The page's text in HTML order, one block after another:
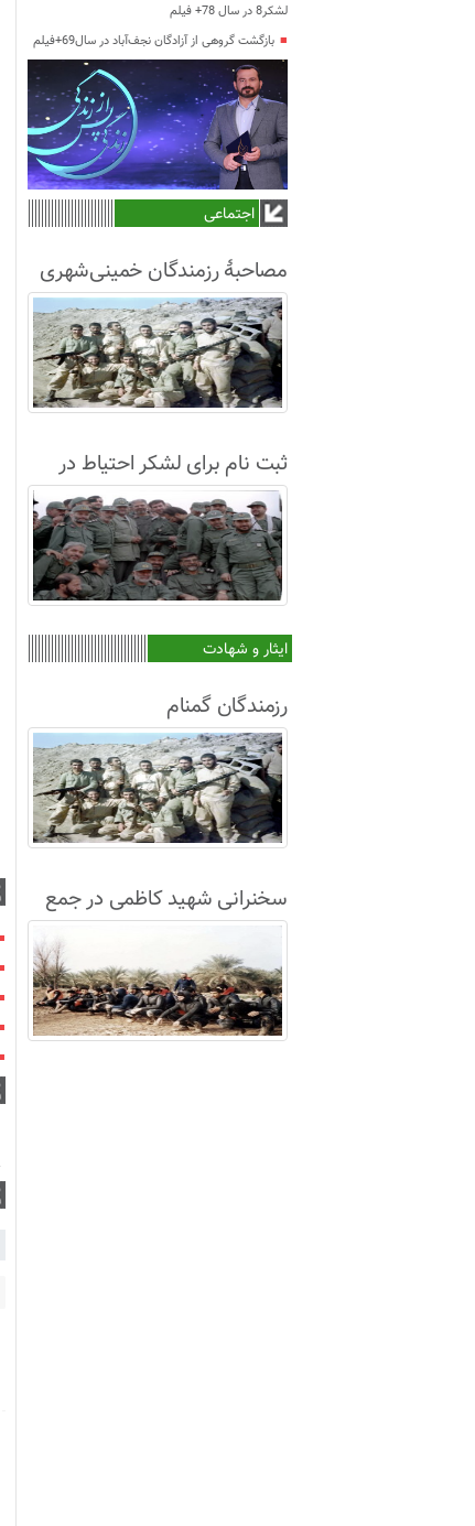
لشکر8 در سال 78+ فیلم
بازگشت گروهی از آزادگان نجف‌آباد در سال69+فیلم
اجتماعی
مصاحبۀ رزمندگان خمینی‌شهری
لشکر8 در سال63+فیلم
ثبت نام برای لشکر احتیاط در
نجف آباد
ایثار و شهادت
رزمندگان گمنام
سخنرانی شهید کاظمی در جمع
غواصان لشکر8+فیلم